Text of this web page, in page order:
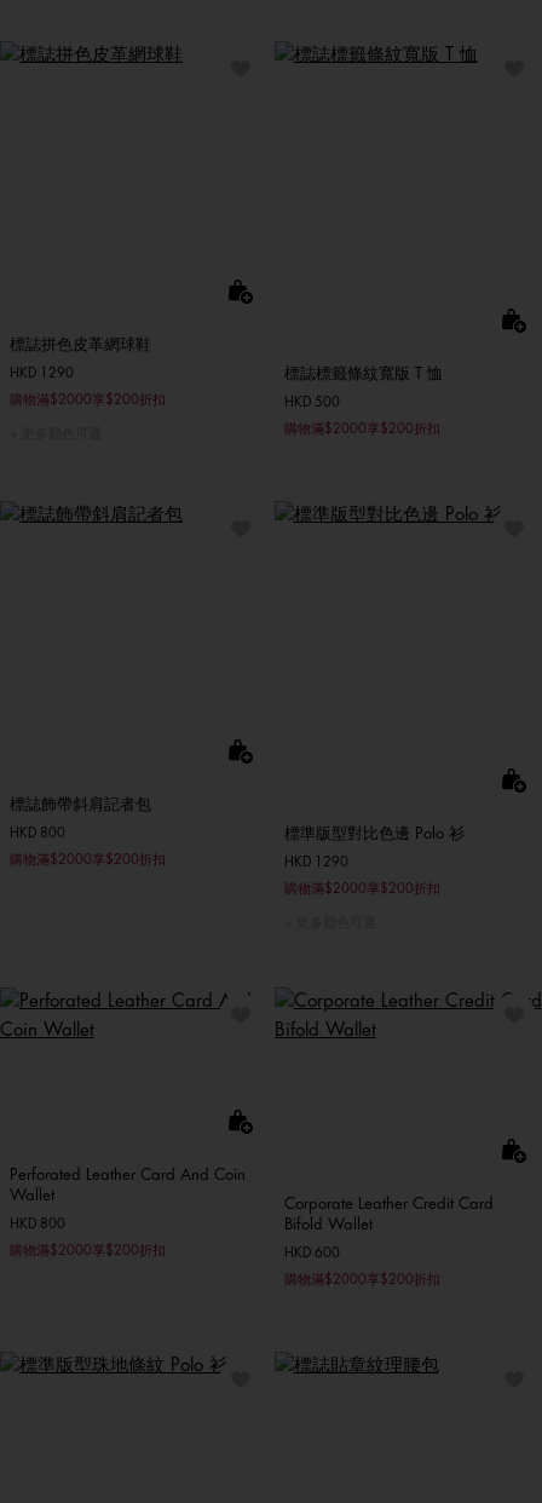
標誌拼色皮革網球鞋
HKD 1290
購物滿$2000享$200折扣
標誌標籤條紋寬版 T 恤
HKD 500
購物滿$2000享$200折扣
標誌飾帶斜肩記者包
HKD 800
購物滿$2000享$200折扣
標準版型對比色邊 Polo 衫
HKD 1290
購物滿$2000享$200折扣
Perforated Leather Card And Coin
Wallet
HKD 800
購物滿$2000享$200折扣
Corporate Leather Credit Card
Bifold Wallet
HKD 600
購物滿$2000享$200折扣